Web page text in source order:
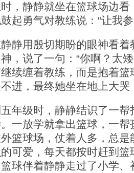
，静静就坐在篮球场边
起勇气对教练说：“让我
用殷切期盼的眼神看着
，说了一句：“你啊？太
续缠着教练，而是抱着
进，最终她坐在地上大哭
级时，静静结识了一帮
一放学就拿出篮球，一
篮球场，仗着人多，总
可爱，每天都按时赶到
球伴着静静走过了小学